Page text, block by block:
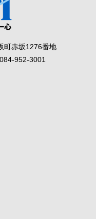
町赤坂1276番地
952-3001